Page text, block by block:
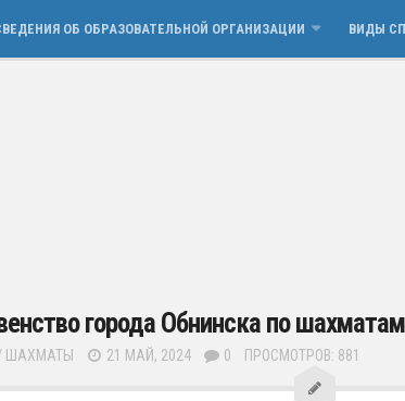
ОБ ОБРАЗОВАТЕЛЬНОЙ ОРГАНИЗАЦИИ ВИДЫ
города Обнинска по
ШАХМАТЫ 21 МАЙ, 2024 0 ПРОСМОТРОВ: 881